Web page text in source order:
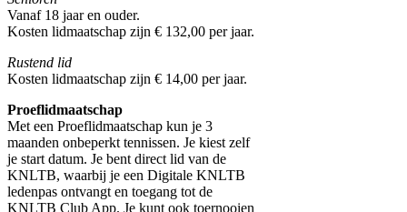
Vanaf 18 jaar en ouder.
Kosten lidmaatschap zijn € 132,00 per jaar.
Rustend lid
Kosten lidmaatschap zijn € 14,00 per jaar.
Proeflidmaatschap
Met een Proeflidmaatschap kun je 3
maanden onbeperkt tennissen. Je kiest zelf
je start datum. Je bent direct lid van de
KNLTB, waarbij je een Digitale KNLTB
ledenpas ontvangt en toegang tot de
KNLTB Club App. Je kunt ook toernooien